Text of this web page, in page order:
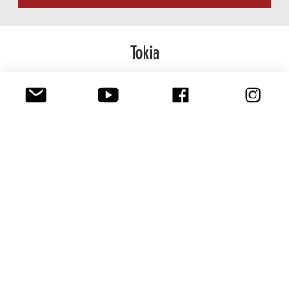
Tokia
2023 eka. 04(a) (20:00)
Zizur Mayor, 31180 Zizur Mayor, Navarre,